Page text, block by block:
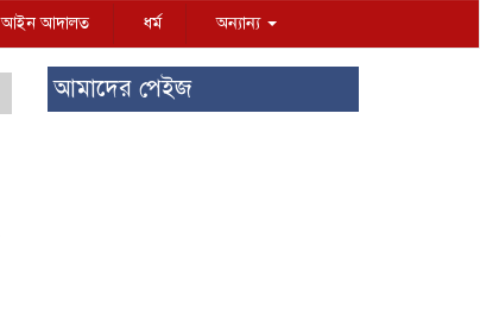
আইন আদালত ধর্ম অন্যান্য
আমাদের পেইজ